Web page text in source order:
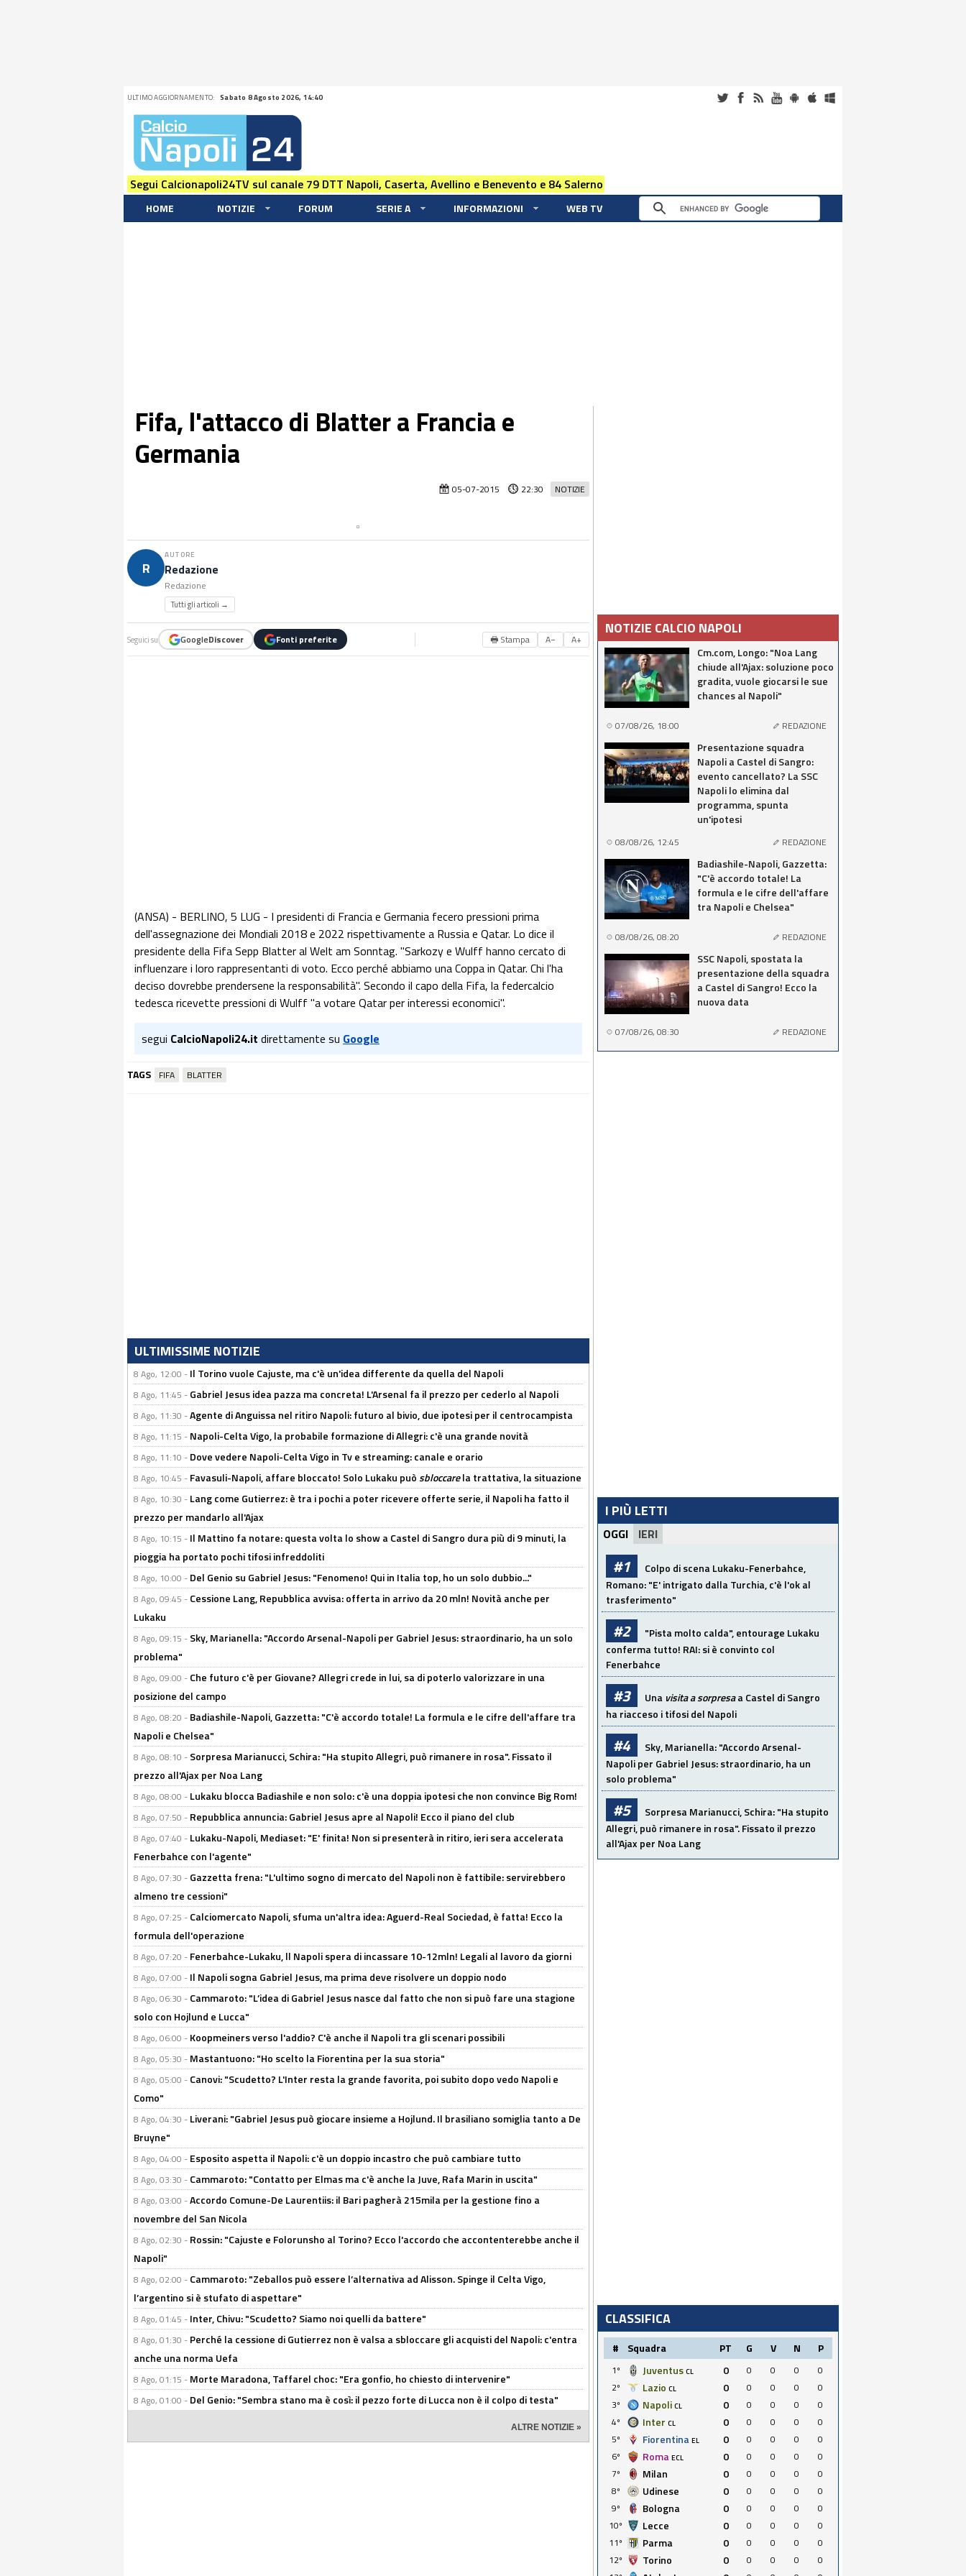
ULTIMO AGGIORNAMENTO: Sabato 8 Agosto 2026, 14:40
Segui Calcionapoli24TV sul canale 79 DTT Napoli, Caserta, Avellino e Benevento e 84 Salerno
HOME NOTIZIE FORUM SERIE A INFORMAZIONI WEB TV
Fifa, l'attacco di Blatter a Francia e
Germania
NOTIZIE
05-07-2015 22:30
R
AUTORE
Redazione
Redazione
Tutti gli articoli →
Seguici su GoogleDiscover Fonti preferite 🖶 Stampa A− A+
(ANSA) - BERLINO, 5 LUG - I presidenti di Francia e Germania fecero pressioni prima
dell'assegnazione dei Mondiali 2018 e 2022 rispettivamente a Russia e Qatar. Lo dice il
presidente della Fifa Sepp Blatter al Welt am Sonntag. "Sarkozy e Wulff hanno cercato di
influenzare i loro rappresentanti di voto. Ecco perché abbiamo una Coppa in Qatar. Chi l'ha
deciso dovrebbe prendersene la responsabilità". Secondo il capo della Fifa, la federcalcio
tedesca ricevette pressioni di Wulff "a votare Qatar per interessi economici".
segui CalcioNapoli24.it direttamente su Google
TAGS FIFA BLATTER
ULTIMISSIME NOTIZIE
8 Ago, 12:00 - Il Torino vuole Cajuste, ma c'è un'idea differente da quella del Napoli
8 Ago, 11:45 - Gabriel Jesus idea pazza ma concreta! L'Arsenal fa il prezzo per cederlo al Napoli
8 Ago, 11:30 -Agente di Anguissa nel ritiro Napoli: futuro al bivio, due ipotesi per il centrocampista
8 Ago, 11:15 - Napoli-Celta Vigo, la probabile formazione di Allegri: c'è una grande novità
8 Ago, 11:10 - Dove vedere Napoli-Celta Vigo in Tv e streaming: canale e orario
8 Ago, 10:45 - Favasuli-Napoli, affare bloccato! Solo Lukaku puòsbloccarela trattativa, la situazione
8 Ago, 10:30 - Lang come Gutierrez: è tra i pochi a poter ricevere offerte serie, il Napoli ha fatto il
prezzo per mandarlo all'Ajax
8 Ago, 10:15 - Il Mattino fa notare: questa volta lo show a Castel di Sangro dura più di 9 minuti, la
pioggia ha portato pochi tifosi infreddoliti
8 Ago, 10:00 - Del Genio su Gabriel Jesus: "Fenomeno! Qui in Italia top, ho un solo dubbio..."
8 Ago, 09:45 - Cessione Lang, Repubblica avvisa: offerta in arrivo da 20 mln! Novità anche per
Lukaku
8 Ago, 09:15 - Sky, Marianella: "Accordo Arsenal-Napoli per Gabriel Jesus: straordinario, ha un solo
problema"
8 Ago, 09:00 - Che futuro c'è per Giovane? Allegri crede in lui, sa di poterlo valorizzare in una
posizione del campo
8 Ago, 08:20 - Badiashile-Napoli, Gazzetta: "C'è accordo totale! La formula e le cifre dell'affare tra
Napoli e Chelsea"
8 Ago, 08:10 - Sorpresa Marianucci, Schira: "Ha stupito Allegri, può rimanere in rosa". Fissato il
prezzo all'Ajax per Noa Lang
8 Ago, 08:00 - Lukaku blocca Badiashile e non solo: c'è una doppia ipotesi che non convince Big Rom!
8 Ago, 07:50 - Repubblica annuncia: Gabriel Jesus apre al Napoli! Ecco il piano del club
8 Ago, 07:40 - Lukaku-Napoli, Mediaset: "E' finita! Non si presenterà in ritiro, ieri sera accelerata
Fenerbahce con l'agente"
8 Ago, 07:30 - Gazzetta frena: "L'ultimo sogno di mercato del Napoli non è fattibile: servirebbero
almeno tre cessioni"
8 Ago, 07:25 - Calciomercato Napoli, sfuma un'altra idea: Aguerd-Real Sociedad, è fatta! Ecco la
formula dell'operazione
8 Ago, 07:20 - Fenerbahce-Lukaku, ll Napoli spera di incassare 10-12mln! Legali al lavoro da giorni
8 Ago, 07:00 - Il Napoli sogna Gabriel Jesus, ma prima deve risolvere un doppio nodo
8 Ago, 06:30 - Cammaroto: "L’idea di Gabriel Jesus nasce dal fatto che non si può fare una stagione
solo con Hojlund e Lucca"
8 Ago, 06:00 - Koopmeiners verso l'addio? C'è anche il Napoli tra gli scenari possibili
8 Ago, 05:30 - Mastantuono: "Ho scelto la Fiorentina per la sua storia"
8 Ago, 05:00 - Canovi: "Scudetto? L'Inter resta la grande favorita, poi subito dopo vedo Napoli e
Como"
8 Ago, 04:30 - Liverani: "Gabriel Jesus può giocare insieme a Hojlund. Il brasiliano somiglia tanto a De
Bruyne"
8 Ago, 04:00 - Esposito aspetta il Napoli: c'è un doppio incastro che può cambiare tutto
8 Ago, 03:30 - Cammaroto: "Contatto per Elmas ma c'è anche la Juve, Rafa Marin in uscita"
8 Ago, 03:00 -Accordo Comune-De Laurentiis: il Bari pagherà 215mila per la gestione fino a
novembre del San Nicola
8 Ago, 02:30 - Rossin: "Cajuste e Folorunsho al Torino? Ecco l'accordo che accontenterebbe anche il
Napoli"
8 Ago, 02:00 - Cammaroto: "Zeballos può essere l’alternativa ad Alisson. Spinge il Celta Vigo,
l’argentino si è stufato di aspettare"
8 Ago, 01:45 - Inter, Chivu: "Scudetto? Siamo noi quelli da battere"
8 Ago, 01:30 - Perché la cessione di Gutierrez non è valsa a sbloccare gli acquisti del Napoli: c'entra
anche una norma Uefa
8 Ago, 01:15 - Morte Maradona, Taffarel choc: "Era gonfio, ho chiesto di intervenire"
8 Ago, 01:00 - Del Genio: "Sembra stano ma è così: il pezzo forte di Lucca non è il colpo di testa"
ALTRE NOTIZIE »
NOTIZIE CALCIO NAPOLI
Cm.com, Longo: "Noa Lang
chiude all'Ajax: soluzione poco
gradita, vuole giocarsi le sue
chances al Napoli"
07/08/26, 18:00 REDAZIONE
Presentazione squadra
Napoli a Castel di Sangro:
evento cancellato? La SSC
Napoli lo elimina dal
programma, spunta
un'ipotesi
08/08/26, 12:45 REDAZIONE
Badiashile-Napoli, Gazzetta:
"C'è accordo totale! La
formula e le cifre dell'affare
tra Napoli e Chelsea"
08/08/26, 08:20 REDAZIONE
SSC Napoli, spostata la
presentazione della squadra
a Castel di Sangro! Ecco la
nuova data
07/08/26, 08:30 REDAZIONE
I PIÙ LETTI
OGGI IERI
#1
Colpo di scena Lukaku-Fenerbahce,
Romano: "E' intrigato dalla Turchia, c'è l'ok al
trasferimento"
#2
"Pista molto calda", entourage Lukaku
conferma tutto! RAI: si è convinto col
Fenerbahce
#3 Una visita a sorpresaa Castel di Sangro
ha riacceso i tifosi del Napoli
#4
Sky, Marianella: "Accordo Arsenal-
Napoli per Gabriel Jesus: straordinario, ha un
solo problema"
#5
Sorpresa Marianucci, Schira: "Ha stupito
Allegri, può rimanere in rosa". Fissato il prezzo
all'Ajax per Noa Lang
CLASSIFICA
# Squadra PT G V N P
1º Juventus CL 0 0 0 0
0
2º
Lazio CL 0 0 0 0
0
3º
Napoli CL 0 0 0 0
0
4º
Inter CL 0 0 0 0
0
5º
Fiorentina EL 0 0 0 0
0
6º
Roma ECL 0 0 0 0
0
7º
Milan 0 0 0 0
0
8º
Udinese 0 0 0 0
0
9º
Bologna 0 0 0 0
0
10º
Lecce 0 0 0 0
0
11º
Parma 0 0 0 0
0
12º
Torino 0 0 0 0
0